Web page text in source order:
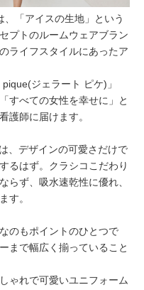
、「アイスの生地」という
プトのルームウェアブラン
ライフスタイルにあったア
ジェラート ピケ)」
すべての女性を幸せに」と
護師に届けます。
、デザインの可愛さだけで
るはず。クラシコこだわり
らず、吸水速乾性に優れ、
す。
のもポイントのひとつで
まで幅広く揃っていること
ゃれで可愛いユニフォーム